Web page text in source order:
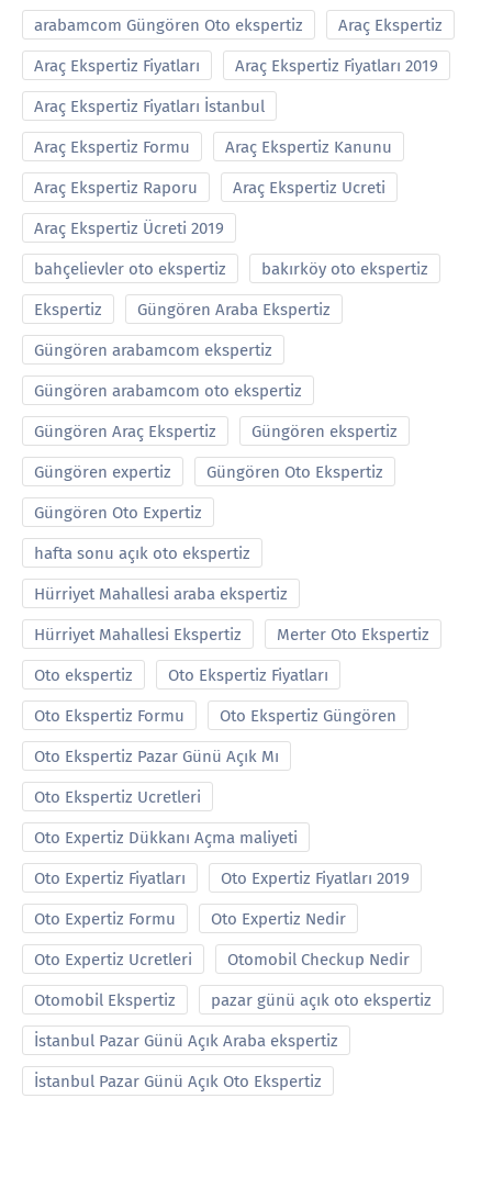
arabamcom Güngören Oto ekspertiz Araç Ekspertiz
Araç Ekspertiz Fiyatları Araç Ekspertiz Fiyatları 2019
Araç Ekspertiz Fiyatları İstanbul
Araç Ekspertiz Formu Araç Ekspertiz Kanunu
Araç Ekspertiz Raporu Araç Ekspertiz Ucreti
Araç Ekspertiz Ücreti 2019
bahçelievler oto ekspertiz bakırköy oto ekspertiz
Ekspertiz Güngören Araba Ekspertiz
Güngören arabamcom ekspertiz
Güngören arabamcom oto ekspertiz
Güngören Araç Ekspertiz Güngören ekspertiz
Güngören expertiz Güngören Oto Ekspertiz
Güngören Oto Expertiz
hafta sonu açık oto ekspertiz
Hürriyet Mahallesi araba ekspertiz
Hürriyet Mahallesi Ekspertiz Merter Oto Ekspertiz
Oto ekspertiz Oto Ekspertiz Fiyatları
Oto Ekspertiz Formu Oto Ekspertiz Güngören
Oto Ekspertiz Pazar Günü Açık Mı
Oto Ekspertiz Ucretleri
Oto Expertiz Dükkanı Açma maliyeti
Oto Expertiz Fiyatları Oto Expertiz Fiyatları 2019
Oto Expertiz Formu Oto Expertiz Nedir
Oto Expertiz Ucretleri Otomobil Checkup Nedir
Otomobil Ekspertiz pazar günü açık oto ekspertiz
İstanbul Pazar Günü Açık Araba ekspertiz
İstanbul Pazar Günü Açık Oto Ekspertiz